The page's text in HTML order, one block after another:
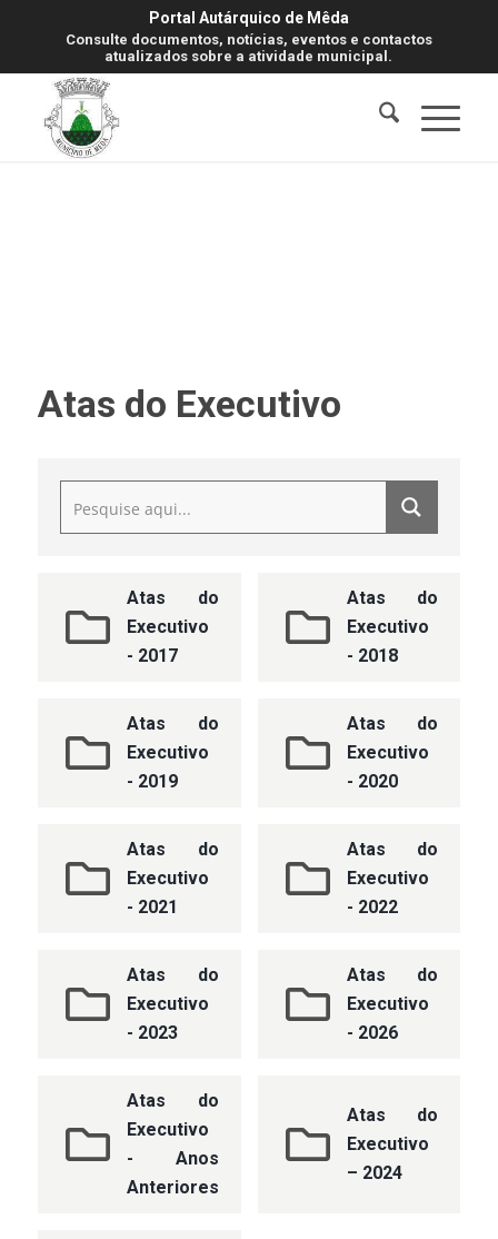
Portal Autárquico de Mêda
Consulte documentos, notícias, eventos e contactos
atualizados sobre a atividade municipal.
Atas do Executivo
Atas do
Executivo
- 2017
Atas do
Executivo
- 2018
Atas do
Executivo
- 2019
Atas do
Executivo
- 2020
Atas do
Executivo
- 2021
Atas do
Executivo
- 2022
Atas do
Executivo
- 2023
Atas do
Executivo
- 2026
Atas do
Executivo
- Anos
Anteriores
Atas do
Executivo
– 2024